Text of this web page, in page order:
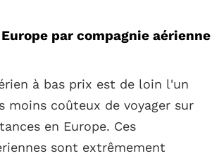
par compagnie aérienne
à bas prix est de loin l'un
moins coûteux de voyager sur
en Europe. Ces
sont extrêmement